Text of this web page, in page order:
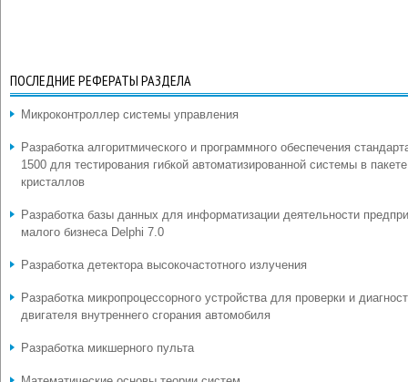
ПОСЛЕДНИЕ РЕФЕРАТЫ РАЗДЕЛА
Микроконтроллер системы управления
Разработка алгоритмического и программного обеспечения
1500 для тестирования гибкой автоматизированной системы в пакете
кристаллов
Разработка базы данных для информатизации деятельности
малого бизнеса Delphi 7.0
Разработка детектора высокочастотного излучения
Разработка микропроцессорного устройства для проверки и
двигателя внутреннего сгорания автомобиля
Разработка микшерного пульта